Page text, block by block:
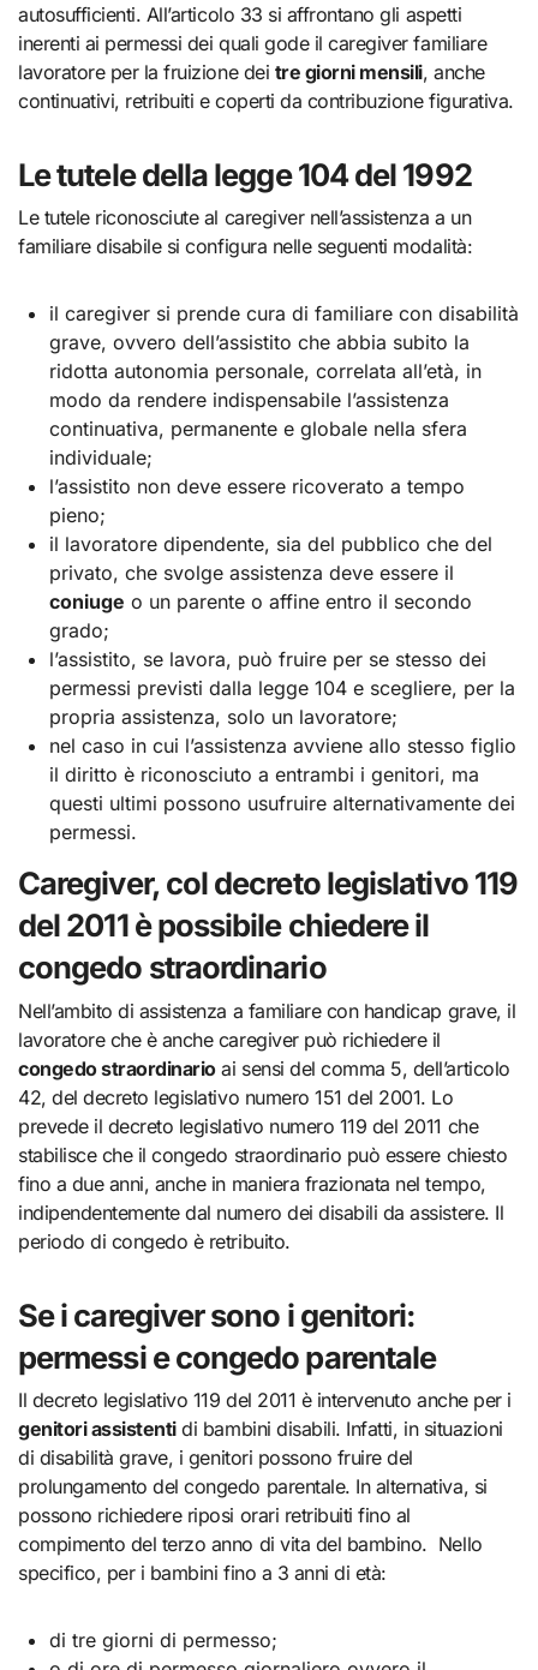
autosufficienti. All’articolo 33 si affrontano gli aspetti
inerenti ai permessi dei quali gode il caregiver familiare
lavoratore per la fruizione dei tre giorni mensili, anche
continuativi, retribuiti e coperti da contribuzione figurativa.
Le tutele della legge 104 del 1992
Le tutele riconosciute al caregiver nell’assistenza a un
familiare disabile si configura nelle seguenti modalità:
il caregiver si prende cura di familiare con disabilità
grave, ovvero dell’assistito che abbia subito la
ridotta autonomia personale, correlata all’età, in
modo da rendere indispensabile l’assistenza
continuativa, permanente e globale nella sfera
individuale;
l’assistito non deve essere ricoverato a tempo
pieno;
il lavoratore dipendente, sia del pubblico che del
privato, che svolge assistenza deve essere il
coniuge o un parente o affine entro il secondo
grado;
l’assistito, se lavora, può fruire per se stesso dei
permessi previsti dalla legge 104 e scegliere, per la
propria assistenza, solo un lavoratore;
nel caso in cui l’assistenza avviene allo stesso figlio
il diritto è riconosciuto a entrambi i genitori, ma
questi ultimi possono usufruire alternativamente dei
permessi.
Caregiver, col decreto legislativo 119
del 2011 è possibile chiedere il
congedo straordinario
Nell’ambito di assistenza a familiare con handicap grave, il
lavoratore che è anche caregiver può richiedere il
congedo straordinarioai sensi del comma 5, dell’articolo
42, del decreto legislativo numero 151 del 2001. Lo
prevede il decreto legislativo numero 119 del 2011 che
stabilisce che il congedo straordinario può essere chiesto
fino a due anni, anche in maniera frazionata nel tempo,
indipendentemente dal numero dei disabili da assistere. Il
periodo di congedo è retribuito.
Se i caregiver sono i genitori:
permessi e congedo parentale
Il decreto legislativo 119 del 2011 è intervenuto anche per i
genitori assistentidi bambini disabili. Infatti, in situazioni
di disabilità grave, i genitori possono fruire del
prolungamento del congedo parentale. In alternativa, si
possono richiedere riposi orari retribuiti fino al
compimento del terzo anno di vita del bambino. Nello
specifico, per i bambini fino a 3 anni di età:
di tre giorni di permesso;